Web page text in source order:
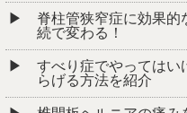
椎間板ヘルニアの痛み
る原因を解説
知っておきたい